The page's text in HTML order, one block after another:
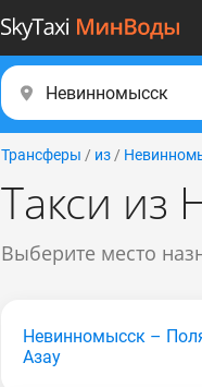
Трансферы / из /
Такси из
Выберите место
Невинномысск –
Азау